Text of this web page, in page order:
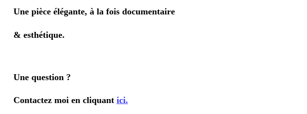
Une pièce élégante, à la fois documentaire
& esthétique.
Une question ?
Contactez moi en cliquant ici.